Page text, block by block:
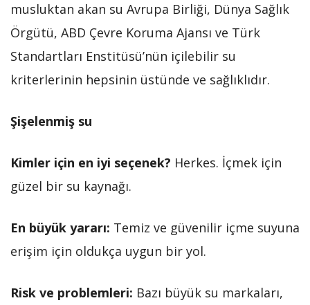
musluktan akan su Avrupa Birliği, Dünya Sağlık
Örgütü, ABD Çevre Koruma Ajansı ve Türk
Standartları Enstitüsü’nün içilebilir su
kriterlerinin hepsinin üstünde ve sağlıklıdır.
Şişelenmiş su
Kimler için en iyi seçenek? Herkes. İçmek için
güzel bir su kaynağı.
En büyük yararı: Temiz ve güvenilir içme suyuna
erişim için oldukça uygun bir yol.
Risk ve problemleri: Bazı büyük su markaları,